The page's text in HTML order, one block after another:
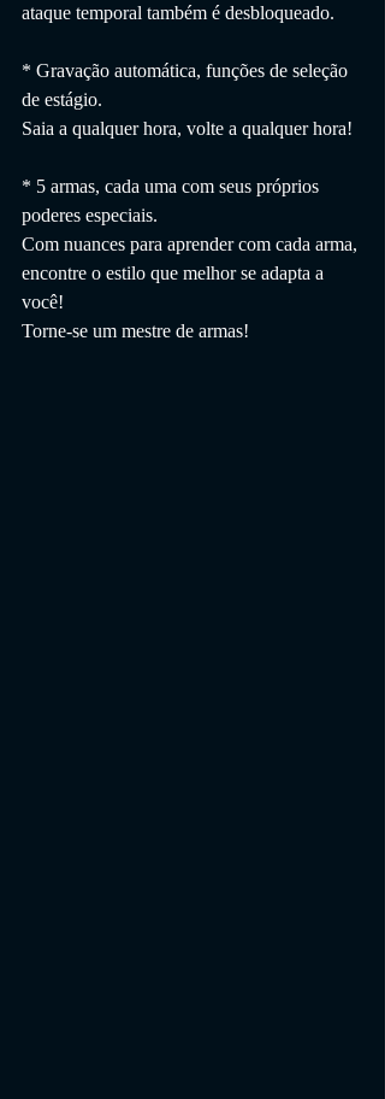
ataque temporal também é desbloqueado.
* Gravação automática, funções de seleção
de estágio.
Saia a qualquer hora, volte a qualquer hora!
* 5 armas, cada uma com seus próprios
poderes especiais.
Com nuances para aprender com cada arma,
encontre o estilo que melhor se adapta a
você!
Torne-se um mestre de armas!